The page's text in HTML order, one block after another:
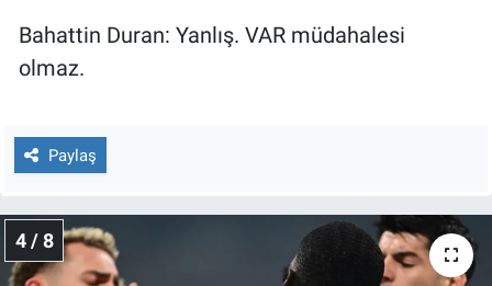
Bahattin Duran: Yanlış. VAR müdahalesi
olmaz.
Paylaş
4 / 8